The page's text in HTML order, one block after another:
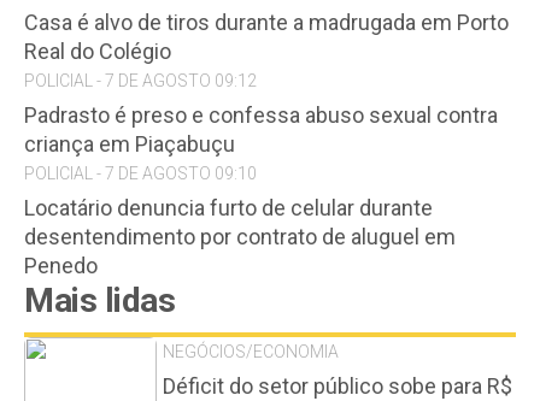
Casa é alvo de tiros durante a madrugada em Porto
Real do Colégio
POLICIAL - 7 DE AGOSTO 09:12
Padrasto é preso e confessa abuso sexual contra
criança em Piaçabuçu
POLICIAL - 7 DE AGOSTO 09:10
Locatário denuncia furto de celular durante
desentendimento por contrato de aluguel em
Penedo
Mais lidas
NEGÓCIOS/ECONOMIA
Déficit do setor público sobe para R$